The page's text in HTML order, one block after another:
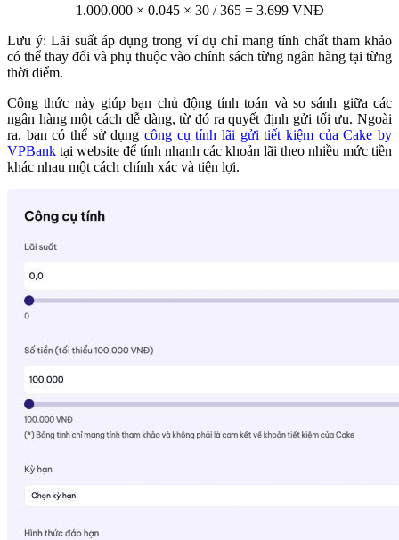
1.000.000 × 0.045 × 30 / 365 = 3.699 VNĐ
Lưu ý: Lãi suất áp dụng trong ví dụ chỉ mang tính chất tham khảo
có thể thay đổi và phụ thuộc vào chính sách từng ngân hàng tại từng
thời điểm.
Công thức này giúp bạn chủ động tính toán và so sánh giữa các
ngân hàng một cách dễ dàng, từ đó ra quyết định gửi tối ưu. Ngoài
ra, bạn có thể sử dụng công cụ tính lãi gửi tiết kiệm của Cake by
VPBank tại website để tính nhanh các khoản lãi theo nhiều mức tiền
khác nhau một cách chính xác và tiện lợi.